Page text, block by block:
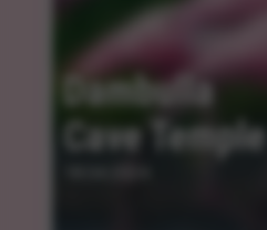
Dambulla
Cave Temple